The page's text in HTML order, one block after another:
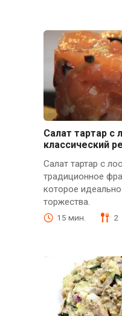
Салат тартар с
классический
Салат тартар с
традиционное
которое
торжества.
15 мин. 2